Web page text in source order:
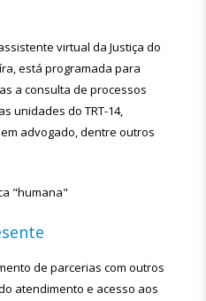
virtual da Justiça do
está programada para
a consulta de processos
unidades do TRT-14,
advogado, dentre outros
"humana"
de parcerias com outros
atendimento e acesso aos